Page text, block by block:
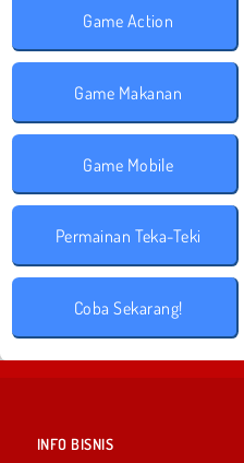
Game Action
Game Makanan
Game Mobile
Permainan Teka-Teki
Coba Sekarang!
INFO BISNIS